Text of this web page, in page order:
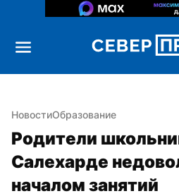
НовостиОбразование
Родители
Салехарде
началом занятий